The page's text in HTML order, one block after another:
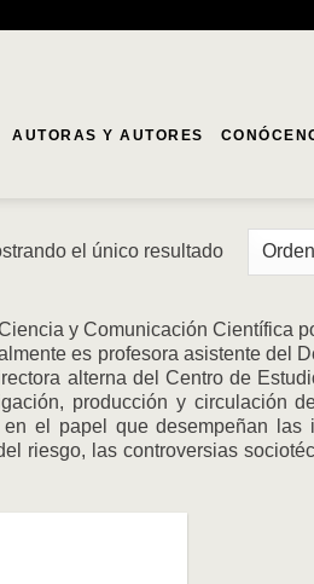
AUTORAS Y AUTORES
el único resultado
y Comunicación Científica
es profesora asistente del
alterna del Centro de
producción y circulación
el papel que desempeñan las
riesgo, las controversias